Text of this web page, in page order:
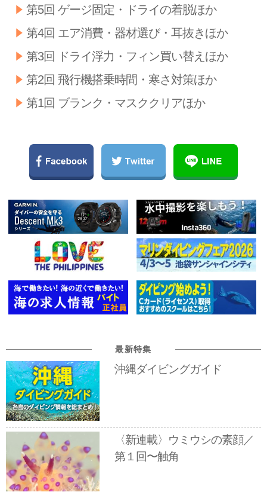
第5回 ゲージ固定・ドライの着脱ほか
第4回 エア消費・器材選び・耳抜きほか
第3回 ドライ浮力・フィン買い替えほか
第2回 飛行機搭乗時間・寒さ対策ほか
第1回 ブランク・マスククリアほか
最新特集
沖縄ダイビングガイド
〈新連載〉ウミウシの素顔／
第１回〜触角